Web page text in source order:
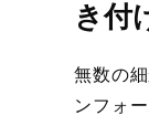
き付
無数の
ンフォ